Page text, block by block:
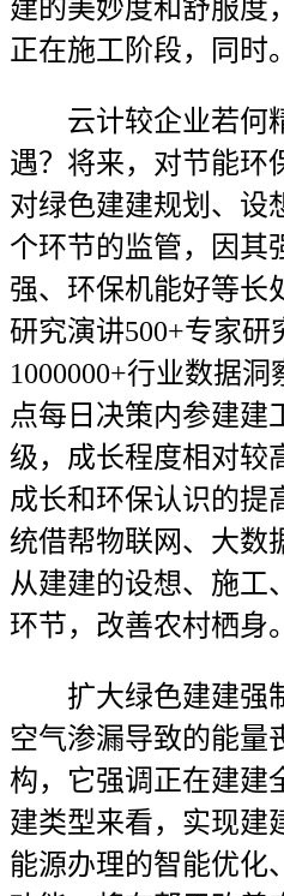
建的美妙度和舒服度
正在施工阶段，同时。
云计较企业若何
遇？将来，对节能环
对绿色建建规划、设
个环节的监管，因其
强、环保机能好等长
研究演讲500+专家研
1000000+行业数据
点每日决策内参建建
级，成长程度相对较
成长和环保认识的提
统借帮物联网、大数
从建建的设想、施工
环节，改善农村栖身。
扩大绿色建建强
空气渗漏导致的能量
构，它强调正在建建
建类型来看，实现建
能源办理的智能优化